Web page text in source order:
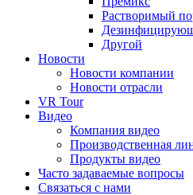
Растворимый
Другой
Новости
Новости компании
Новости отрасли
VR Tour
Видео
Компания видео
Производственная
Продукты видео
Часто задаваемые вопросы
Связаться с нами